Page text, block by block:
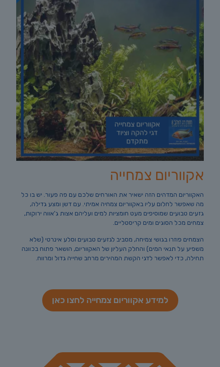
אקווריום צמחייה
האקווריום המדהים הזה ישאיר את האורחים שלכם עם פה פעור. יש בו כל
מה שאפשר לחלום עליו באקווריום צמחיה אמיתי. עם דשן ומצע גדילה,
גזעים טבועים שמוסיפים מעט חומציות למים ועליהם אצות ג'אווה ירוקות,
צמחים מכל הסוגים ומים קריסטליים.
הצמחים פוזרו בגושי צמיחה, מסביב לגזעים טבועים וסלע אינרטי (שלא
משפיע על תנאי המים) והחלק העליון של האקווריום, הושאר פתוח בכוונה
תחילה, כדי לאפשר לדגי הקשת המהירים מרחב שחייה גדול ומרווח.
למידע אקווריום צמחייה לחצו כאן